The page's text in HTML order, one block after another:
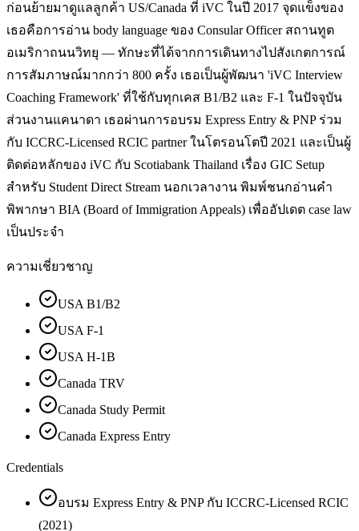
ก่อนย้ายมาดูแลลูกค้า US/Canada ที่ iVC ในปี 2017 จุดแข็งของ
เธอคือการอ่าน body language ของ Consular Officer สถานทูต
อเมริกาถนนวิทยุ — ทักษะที่ได้จากการเดินทางไปสังเกตการณ์
การสัมภาษณ์มากกว่า 800 ครั้ง เธอเป็นผู้พัฒนา 'iVC Interview
Coaching Framework' ที่ใช้กับทุกเคส B1/B2 และ F-1 ในปัจจุบัน
ส่วนงานแคนาดา เธอผ่านการอบรม Express Entry & PNP ร่วม
กับ ICCRC-Licensed RCIC partner ในโตรอนโตปี 2021 และเป็นผู้
ติดต่อหลักของ iVC กับ Scotiabank Thailand เรื่อง GIC Setup
สำหรับ Student Direct Stream นอกเวลางาน พิมพ์ชนกอ่านคำ
พิพากษา BIA (Board of Immigration Appeals) เพื่ออัปเดต case law
เป็นประจำ
ความเชี่ยวชาญ
USA B1/B2
USA F-1
USA H-1B
Canada TRV
Canada Study Permit
Canada Express Entry
Credentials
อบรม Express Entry & PNP กับ ICCRC-Licensed RCIC
(2021)